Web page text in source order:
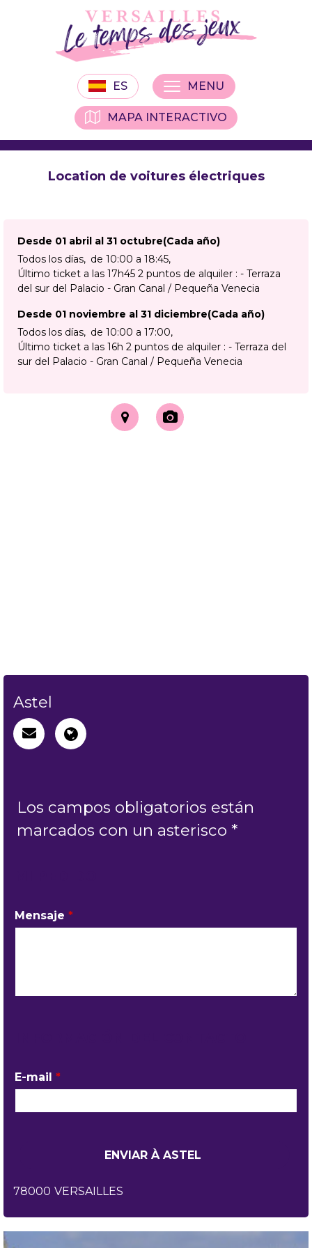
ES
MAPA INTERACTIVO
MENU
Location de voitures électriques
Desde 01 abril al 31 octubre(Cada año)
Todos los días
de 10:00 a 18:45
Último ticket a las 17h45 2 puntos de alquiler : - Terraza
del sur del Palacio - Gran Canal / Pequeña Venecia
Desde 01 noviembre al 31 diciembre(Cada año)
Todos los días
de 10:00 a 17:00
Último ticket a las 16h 2 puntos de alquiler : - Terraza del
sur del Palacio - Gran Canal / Pequeña Venecia
Astel
Los campos obligatorios están
marcados con un asterisco *
Mensaje *
E-mail *
78000 VERSAILLES